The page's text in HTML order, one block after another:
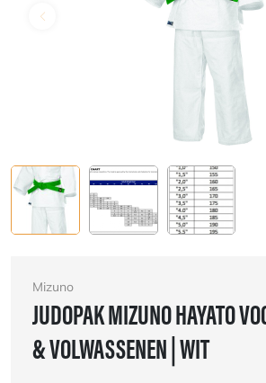
Mizuno
JUDOPAK MIZUNO HAYATO
& VOLWASSENEN | WIT